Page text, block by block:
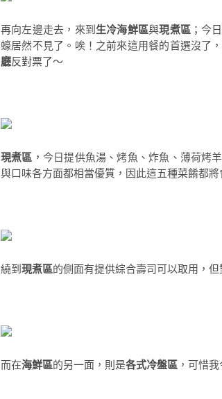
再向左邊走去，來到 生冷海鮮區與現煮區 ；今
蠔居然不見了。唉！之前來這用餐的首選沒了
廳反對票了～
現煮區 ，今日提供魚湯、烤魚、炸魚、薄荷烤
與口味各方面都相當優質，因此這五種菜餚都
繞到 現煮區的側面有提供綜合壽司可以取用，
而在海鮮區的另一面，則是各式冷盤區 ，可惜